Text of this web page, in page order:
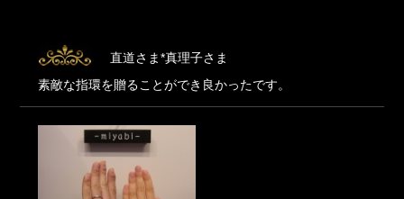
直道さま*真理子さま
素敵な指環を贈ることができ良かったです。